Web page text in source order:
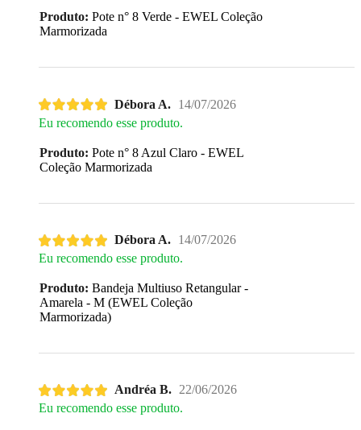
Produto: Pote n° 8 Verde - EWEL Coleção
Marmorizada
Débora A. 14/07/2026
Eu recomendo esse produto.
Produto: Pote n° 8 Azul Claro - EWEL
Coleção Marmorizada
Débora A. 14/07/2026
Eu recomendo esse produto.
Produto: Bandeja Multiuso Retangular -
Amarela - M (EWEL Coleção
Marmorizada)
Andréa B. 22/06/2026
Eu recomendo esse produto.